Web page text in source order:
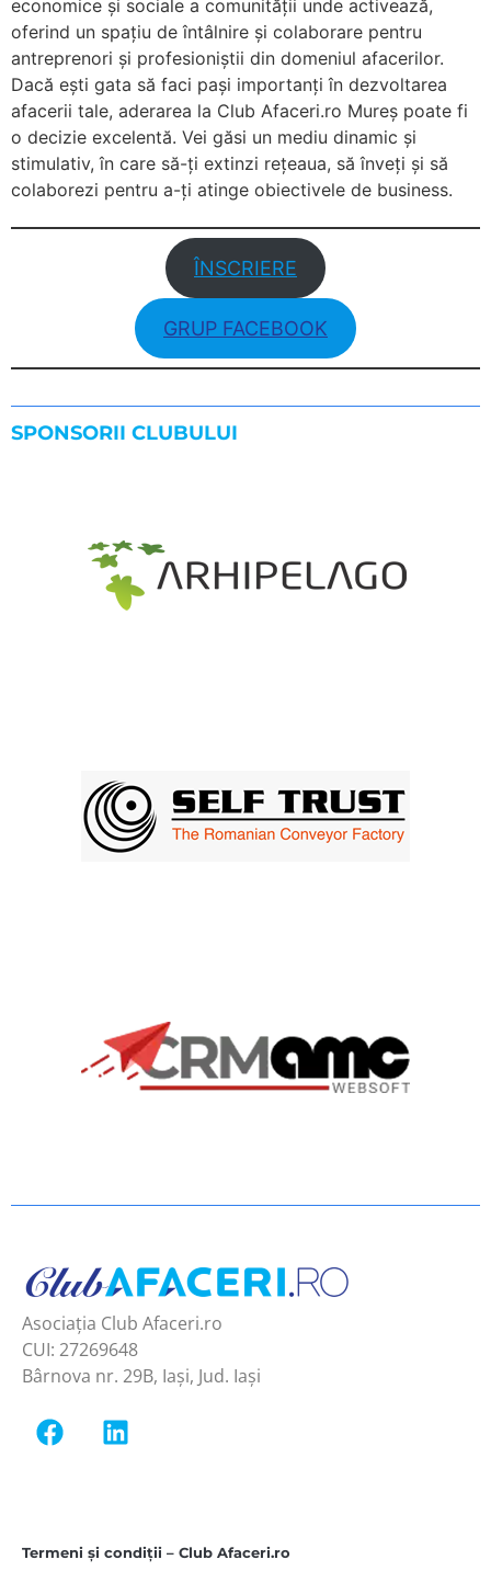
economice și sociale a comunității unde activează,
oferind un spațiu de întâlnire și colaborare pentru
antreprenori și profesioniștii din domeniul afacerilor.
Dacă ești gata să faci pași importanți în dezvoltarea
afacerii tale, aderarea la Club Afaceri.ro Mureș poate fi
o decizie excelentă. Vei găsi un mediu dinamic și
stimulativ, în care să-ți extinzi rețeaua, să înveți și să
colaborezi pentru a-ți atinge obiectivele de business.
ÎNSCRIERE
GRUP FACEBOOK
SPONSORII CLUBULUI
Asociația Club Afaceri.ro
CUI: 27269648
Bârnova nr. 29B, Iași, Jud. Iași
Termeni și condiții – Club Afaceri.ro